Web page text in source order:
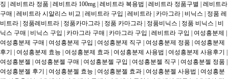
징 | 레비트라 정품 | 레비트라 100mg | 레비트라 복용법 | 레비트라 정품구별 | 레비트라
구매 | 레비트라 시알리스 비교 | 레비트라 구입 | 레비트라 | 카마그라 | 비닉스 | 정품 레
비트라 | 정품레비트라 | 정품카마그라 | 정품 카마그라 | 정품비닉스 | 정품 비닉스 | 비
닉스 구매 | 비닉스 구입 | 카마그라 구매 | 카마그라 구입 | 레비트라 구입 | 여성흥분제 |
여성흥분제 구매 | 여성흥분제 구입 | 여성흥분제 직구 | 여성흥분제 정품 | 여성흥분제
후기 | 여성흥분제 효능 | 여성흥분제 효과 | 여성흥분제 사용법 | 여성흥분제 사용후기 |
여성흥분젤 | 여성흥분젤 구매 | 여성흥분젤 구입 | 여성흥분젤 직구 | 여성흥분젤 정품 |
여성흥분젤 후기 | 여성흥분젤 효능 | 여성흥분젤 효과 | 여성흥분젤 사용법 | 여성흥분